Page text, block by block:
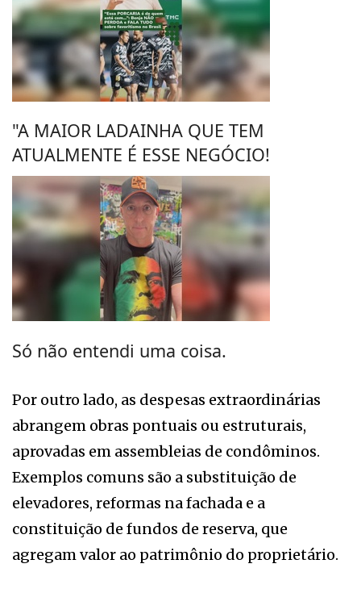
"A MAIOR LADAINHA QUE TEM
ATUALMENTE É ESSE NEGÓCIO!
Só não entendi uma coisa.
Por outro lado, as despesas extraordinárias
abrangem obras pontuais ou estruturais,
aprovadas em assembleias de condôminos.
Exemplos comuns são a substituição de
elevadores, reformas na fachada e a
constituição de fundos de reserva, que
agregam valor ao patrimônio do proprietário.